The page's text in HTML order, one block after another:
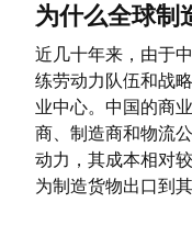
为什么全球制
近几十年来，由于
练劳动力队伍和战
业中心。中国的商
商、制造商和物流
动力，其成本相对
为制造货物出口到